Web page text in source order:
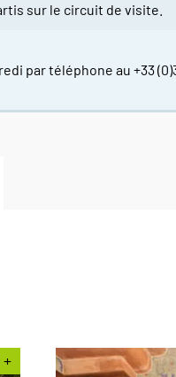
sur le circuit de visite.
par téléphone au +33